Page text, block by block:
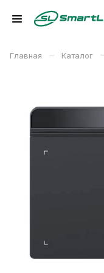
Главная – Каталог